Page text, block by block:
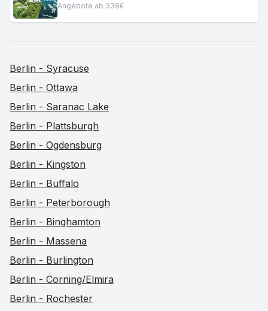
Angebote ab 339€
Berlin - Syracuse
Berlin - Ottawa
Berlin - Saranac Lake
Berlin - Plattsburgh
Berlin - Ogdensburg
Berlin - Kingston
Berlin - Buffalo
Berlin - Peterborough
Berlin - Binghamton
Berlin - Massena
Berlin - Burlington
Berlin - Corning/Elmira
Berlin - Rochester